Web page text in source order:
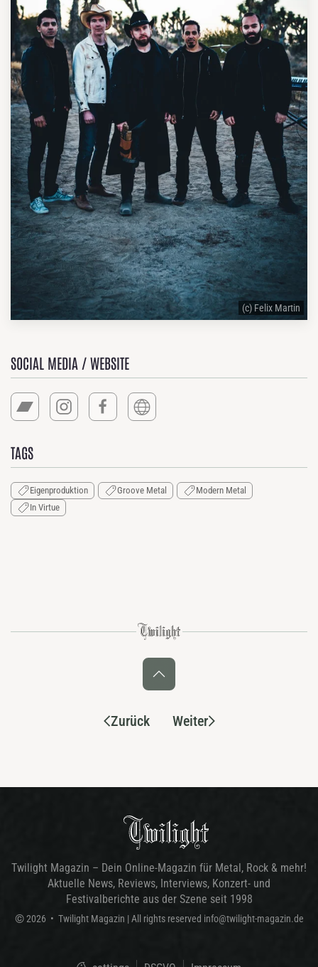
(c) Felix Martin
SOCIAL MEDIA / WEBSITE
TAGS
Eigenproduktion Groove Metal
Modern Metal
In Virtue
Zurück Weiter
Twilight Magazin – Dein Online-Magazin für Metal, Rock & mehr!
Aktuelle News, Reviews, Interviews, Konzert- und
Festivalberichte aus der Szene seit 1998
© 2026 • Twilight Magazin | All rights reserved info@twilight-magazin.de